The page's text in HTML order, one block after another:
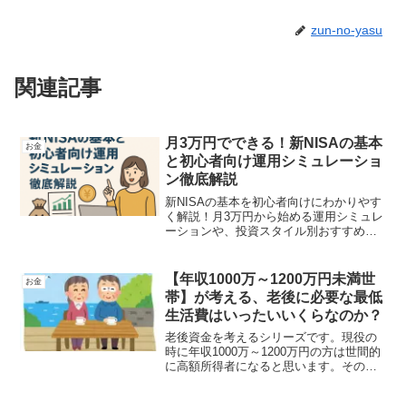
zun-no-yasu
関連記事
お金
月3万円でできる！新NISAの基本
と初心者向け運用シミュレーショ
ン徹底解説
新NISAの基本を初心者向けにわかりやす
く解説！月3万円から始める運用シミュレ
ーションや、投資スタイル別おすすめ商
お金
【年収1000万～1200万円未満世
帯】が考える、老後に必要な最低
生活費はいったいいくらなのか？
老後資金を考えるシリーズです。現役の
時に年収1000万～1200万円の方は世間的
に高額所得者になると思います。その